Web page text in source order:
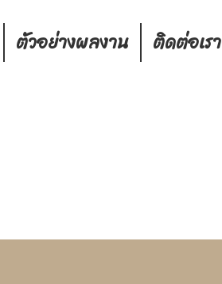
ตัวอย่างผลงาน ติดต่อเรา